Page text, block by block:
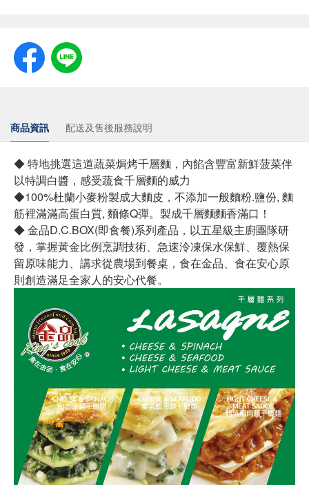
商品資訊 配送及售後服務說明
◆ 特地挑選這道蔬菜焗烤千層麵，內餡含豐富新鮮菠菜伴
以特調白醬，感受蔬食千層麵的威力
◆100%杜蘭小麥粉製成大麵皮，不添加一般麵粉.鹽份, 麵
筋裡滿滿高蛋白質, 麵條Q彈。製成千層麵麵香滿口！
◆ 金品D.C.BOX(即食餐)系列產品，以五星級主廚團隊研
發，掌握黃金比例烹調技術、急速泠凍保水保鮮、覆熱保
留原味能力、講求從農場到餐桌，食在金品、食在安心原
則創造滿足全家人的安心代餐。